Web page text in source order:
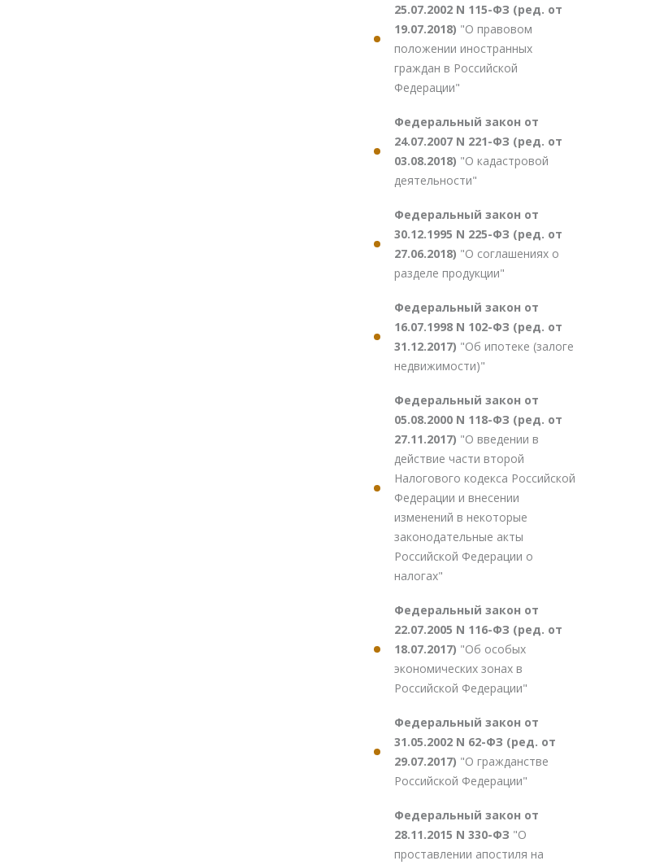
25.07.2002 N 115-ФЗ (ред. от
19.07.2018) "О правовом
положении иностранных
граждан в Российской
Федерации"
Федеральный закон от
24.07.2007 N 221-ФЗ (ред. от
03.08.2018) "О кадастровой
деятельности"
Федеральный закон от
30.12.1995 N 225-ФЗ (ред. от
27.06.2018) "О соглашениях о
разделе продукции"
Федеральный закон от
16.07.1998 N 102-ФЗ (ред. от
31.12.2017) "Об ипотеке (залоге
недвижимости)"
Федеральный закон от
05.08.2000 N 118-ФЗ (ред. от
27.11.2017) "О введении в
действие части второй
Налогового кодекса Российской
Федерации и внесении
изменений в некоторые
законодательные акты
Российской Федерации о
налогах"
Федеральный закон от
22.07.2005 N 116-ФЗ (ред. от
18.07.2017) "Об особых
экономических зонах в
Российской Федерации"
Федеральный закон от
31.05.2002 N 62-ФЗ (ред. от
29.07.2017) "О гражданстве
Российской Федерации"
Федеральный закон от
28.11.2015 N 330-ФЗ "О
проставлении апостиля на